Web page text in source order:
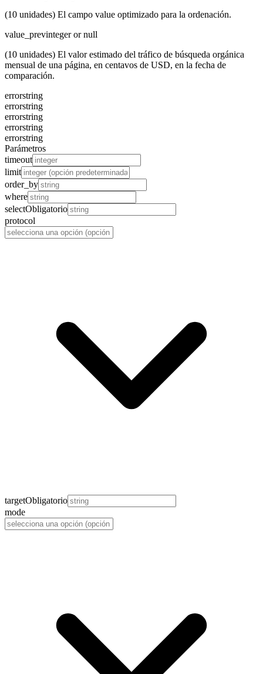
(10 unidades) El campo value optimizado para la ordenación.
value_previnteger or null
(10 unidades) El valor estimado del tráfico de búsqueda orgánica
mensual de una página, en centavos de USD, en la fecha de
comparación.
errorstring
errorstring
errorstring
errorstring
errorstring
Parámetros
timeout
limit
order_by
where
selectObligatorio
protocol
targetObligatorio
mode